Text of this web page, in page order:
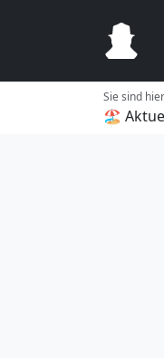
Sie sind
🏖️